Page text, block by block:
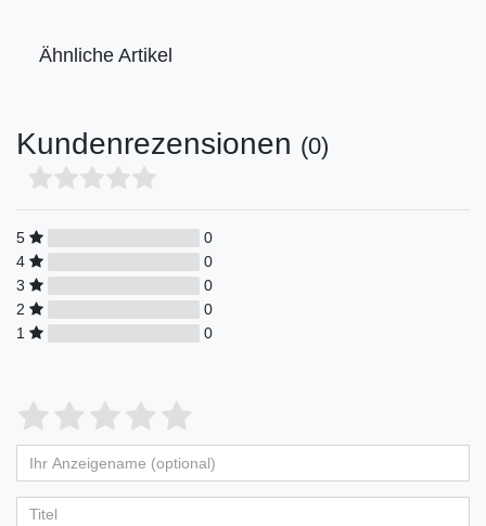
Ähnliche Artikel
Kundenrezensionen (0)
5
0
4
0
3
0
2
0
1
0
Bewertungssterne
von
5
4
von
5
3
von
5
2
von
5
1
von
5
Anzeigename